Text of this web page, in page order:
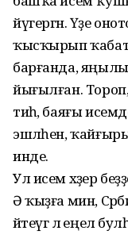
йүгергән. Үҙе
ҡысҡырып
барғанда,
йығылған.
тиһә, баяғы
эшләһен,
инде.
Ул исем хәҙер
Ә ҡыҙға мин,
әйтеүгә лә еңел